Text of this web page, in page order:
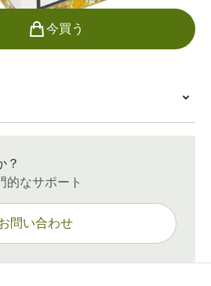
今買う
？
的なサポート
問い合わせ